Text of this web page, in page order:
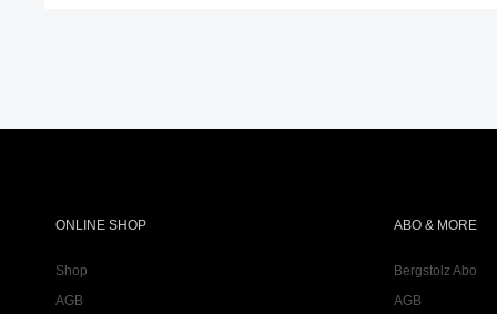
ONLINE SHOP
Shop
AGB
ABO & MORE
Bergstolz Abo
AGB